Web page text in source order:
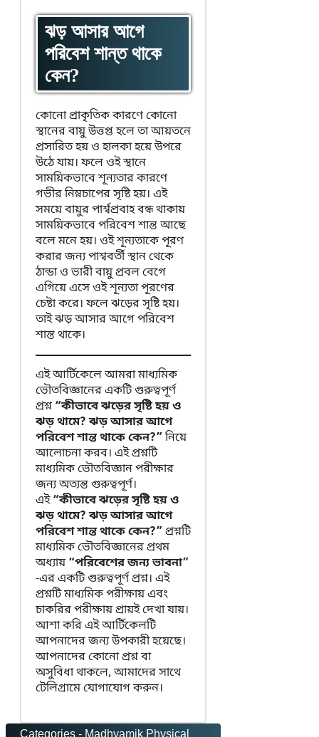
ঝড় আসার আগে
পরিবেশ শান্ত থাকে
কেন?
কোনো প্রাকৃতিক কারণে কোনো
স্থানের বায়ু উত্তপ্ত হলে তা আয়তনে
প্রসারিত হয় ও হালকা হয়ে উপরে
উঠে যায়। ফলে ওই স্থানে
সাময়িকভাবে শূন্যতার কারণে
গভীর নিম্নচাপের সৃষ্টি হয়। এই
সময়ে বায়ুর পার্শ্বপ্রবাহ বন্ধ থাকায়
সাময়িকভাবে পরিবেশ শান্ত আছে
বলে মনে হয়। ওই শূন্যতাকে পূরণ
করার জন্য পাশ্ববর্তী স্থান থেকে
ঠান্ডা ও ভারী বায়ু প্রবল বেগে
এগিয়ে এসে ওই শূন্যতা পূরণের
চেষ্টা করে। ফলে ঝড়ের সৃষ্টি হয়।
তাই ঝড় আসার আগে পরিবেশ
শান্ত থাকে।
এই আর্টিকেলে আমরা মাধ্যমিক
ভৌতবিজ্ঞানের একটি গুরুত্বপূর্ণ
প্রশ্ন “কীভাবে ঝড়ের সৃষ্টি হয় ও
ঝড় থামে? ঝড় আসার আগে
পরিবেশ শান্ত থাকে কেন?”নিয়ে
আলোচনা করব। এই প্রশ্নটি
মাধ্যমিক ভৌতবিজ্ঞান পরীক্ষার
জন্য অত্যন্ত গুরুত্বপূর্ণ।
এই“কীভাবে ঝড়ের সৃষ্টি হয় ও
ঝড় থামে? ঝড় আসার আগে
পরিবেশ শান্ত থাকে কেন?” প্রশ্নটি
মাধ্যমিক ভৌতবিজ্ঞানের প্রথম
অধ্যায়“পরিবেশের জন্য ভাবনা”
-এর একটি গুরুত্বপূর্ণ প্রশ্ন। এই
প্রশ্নটি মাধ্যমিক পরীক্ষায় এবং
চাকরির পরীক্ষায় প্রায়ই দেখা যায়।
আশা করি এই আর্টিকেলটি
আপনাদের জন্য উপকারী হয়েছে।
আপনাদের কোনো প্রশ্ন বা
অসুবিধা থাকলে, আমাদের সাথে
টেলিগ্রামে যোগাযোগ করুন।